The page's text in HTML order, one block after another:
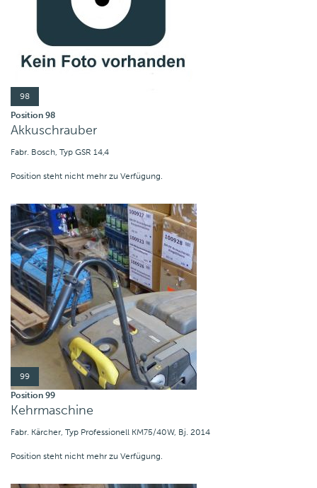
98
Position 98
Akkuschrauber
Fabr. Bosch, Typ GSR 14,4
Position steht nicht mehr zu Verfügung.
99
Position 99
Kehrmaschine
Fabr. Kärcher, Typ Professionell KM75/40W, Bj. 2014
Position steht nicht mehr zu Verfügung.